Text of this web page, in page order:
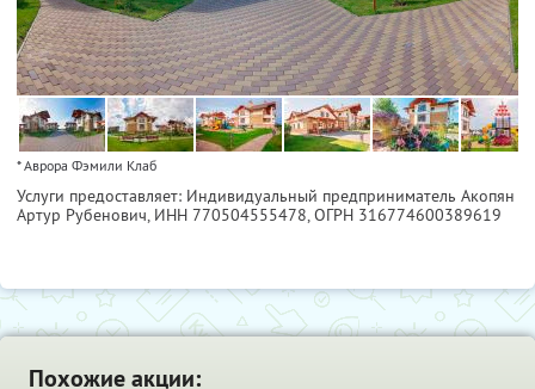
* Аврора Фэмили Клаб
Услуги предоставляет: Индивидуальный предприниматель Акопян
Артур Рубенович, ИНН 770504555478, ОГРН 316774600389619
Похожие акции: